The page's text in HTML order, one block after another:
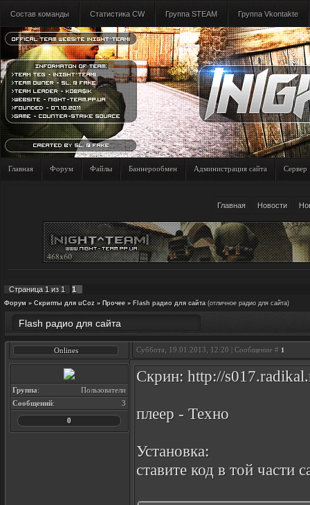
Состав команды Статистика CW Группа STEAM Группа Vkontakte
Главная Форум Файлы Баннерообмен Администрация сайта Сервер
Главная Новости
Страница 1 из 1 1
Форум » Скрипты для uCoz » Прочее » Flash радио для сайта (отличное радио для сайта)
Flash радио для сайта
Onlines Суббота, 19.01.2013, 12:20 | Сообщение # 1
Группа:
Пользователи
Сообщений: 3
0
Скрин: http://
плеер - Техно
Установка:
ставите код в той части